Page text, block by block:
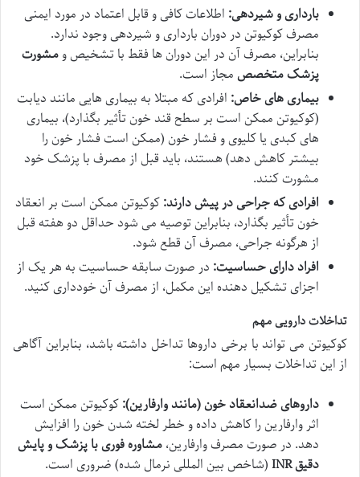
بارداری و شیردهی: اطلاعات کافی و قابل اعتماد در مورد ایمنی
مصرف کوکیوتن در دوران بارداری و شیردهی وجود ندارد.
بنابراین، مصرف آن در این دوران ها فقط با تشخیص ومشورت
پزشک متخصصمجاز است.
بیماری های خاص: افرادی که مبتلا به بیماری هایی مانند دیابت
(کوکیوتن ممکن است بر سطح قند خون تأثیر بگذارد)، بیماری
های کبدی یا کلیوی و فشار خون (ممکن است فشار خون را
بیشتر کاهش دهد) هستند، باید قبل از مصرف با پزشک خود
مشورت کنند.
افرادی که جراحی در پیش دارند:کوکیوتن ممکن است بر انعقاد
خون تأثیر بگذارد، بنابراین توصیه می شود حداقل دو هفته قبل
از هرگونه جراحی، مصرف آن قطع شود.
افراد دارای حساسیت: در صورت سابقه حساسیت به هر یک از
اجزای تشکیل دهنده این مکمل، از مصرف آن خودداری کنید.
تداخلات دارویی مهم
کوکیوتن می تواند با برخی داروها تداخل داشته باشد، بنابراین آگاهی
از این تداخلات بسیار مهم است:
داروهای ضدانعقاد خون (مانند وارفارین):کوکیوتن ممکن است
اثر وارفارین را کاهش داده و خطر لخته شدن خون را افزایش
دهد. در صورت مصرف وارفارین،مشاوره فوری با پزشک و پایش
دقیق INR
(شاخص بین المللی نرمال شده) ضروری است.